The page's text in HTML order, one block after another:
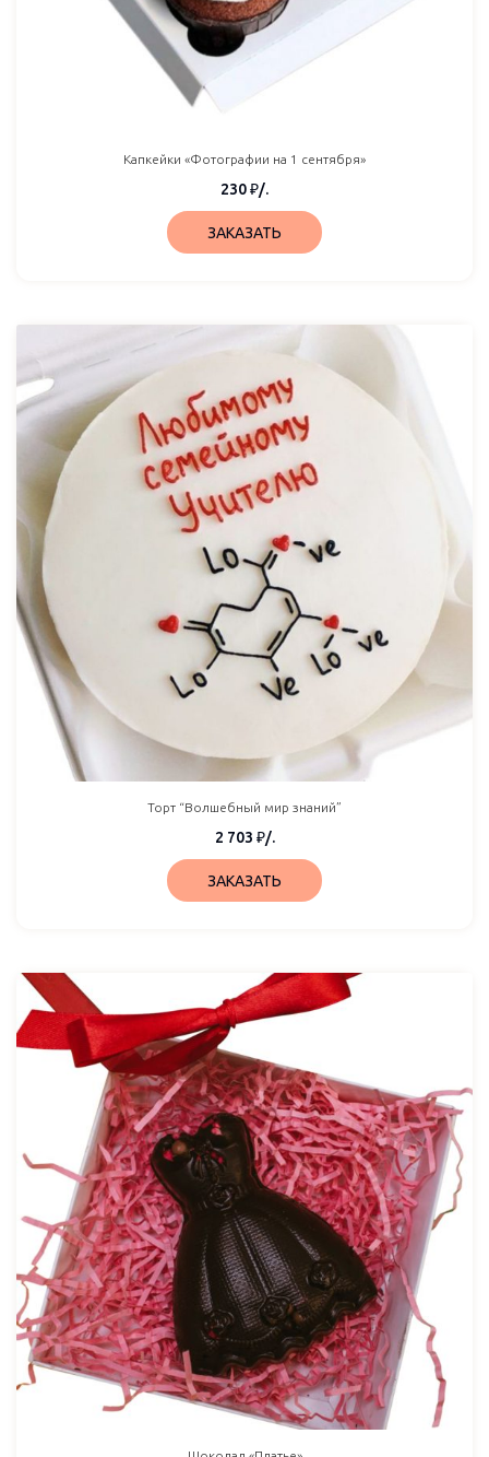
Капкейки «Фотографии на 1 сентября»
230₽/.
ЗАКАЗАТЬ
Торт “Волшебный мир знаний”
2 703 ₽/.
ЗАКАЗАТЬ